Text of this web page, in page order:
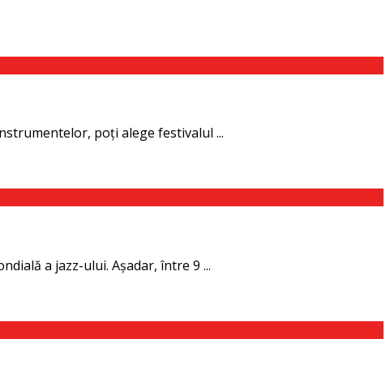
poţi alege festivalul ...
a jazz-ului. Așadar, între 9 ...